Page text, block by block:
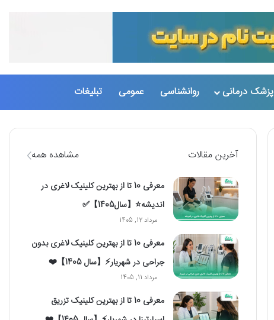
پزشک درمانی روانشناسی عمومی تبلیغات
آخرین مقالات مشاهده همه
معرفی 10 تا از بهترین کلینیک لاغری در
اندیشه⭐【سال1405】✅
مرداد 12, 1405
معرفی 10 تا از بهترین کلینیک لاغری بدون
جراحی در شهریار⚡【سال 1405】❤️
مرداد 11, 1405
معرفی 10 تا از بهترین کلینیک تزریق